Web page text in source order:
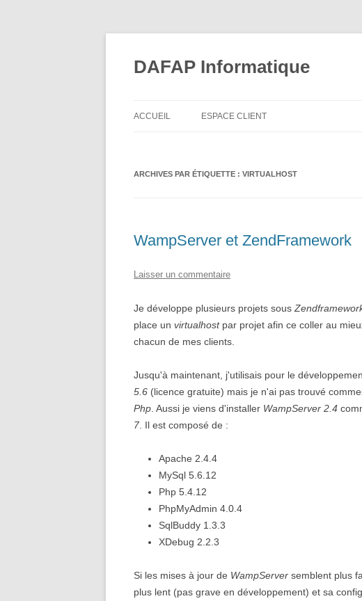
DAFAP Informatique
ACCUEIL ESPACE CLIENT
CC MILLAU GRANDS CAUSSES
MAURIENNE
SIS BALSCHWILLER,
ARCHIVES PAR ÉTIQUETTE : VIRTUALHOST
WampServer et ZendFramework
Laisser un commentaire
Je développe plusieurs projets sous
place un virtualhostpar projet afin ce coller au
chacun de mes clients.
Jusqu'à maintenant, j'utilisais pour le
5.6 (licence gratuite) mais je n'ai pas trouvé
Php . Aussi je viens d'installer WampServer 2.4
7 . Il est composé de :
Apache 2.4.4
MySql 5.6.12
Php 5.4.12
PhpMyAdmin 4.0.4
SqlBuddy 1.3.3
XDebug 2.2.3
Si les mises à jour de WampServer semblent plus
plus lent (pas grave en développement) et sa